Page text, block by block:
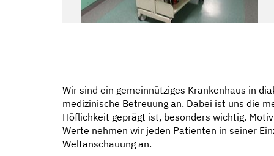
Wir sind ein gemeinnütziges Krankenhaus in
medizinische Betreuung an. Dabei ist uns die
Höflichkeit geprägt ist, besonders wichtig.
Werte nehmen wir jeden Patienten in seiner
Weltanschauung an.